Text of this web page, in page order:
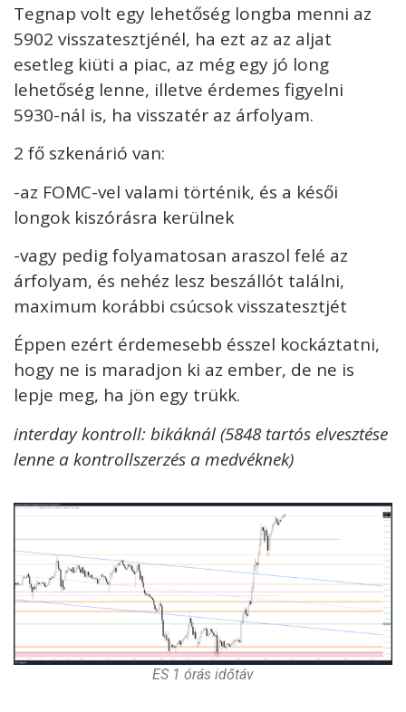
Tegnap volt egy lehetőség longba menni az
5902 visszatesztjénél, ha ezt az az aljat
esetleg kiüti a piac, az még egy jó long
lehetőség lenne, illetve érdemes figyelni
5930-nál is, ha visszatér az árfolyam.
2 fő szkenárió van:
-az FOMC-vel valami történik, és a késői
longok kiszórásra kerülnek
-vagy pedig folyamatosan araszol felé az
árfolyam, és nehéz lesz beszállót találni,
maximum korábbi csúcsok visszatesztjét
Éppen ezért érdemesebb ésszel kockáztatni,
hogy ne is maradjon ki az ember, de ne is
lepje meg, ha jön egy trükk.
interday kontroll: bikáknál (5848 tartós elvesztése
lenne a kontrollszerzés a medvéknek)
ES 1 órás időtáv